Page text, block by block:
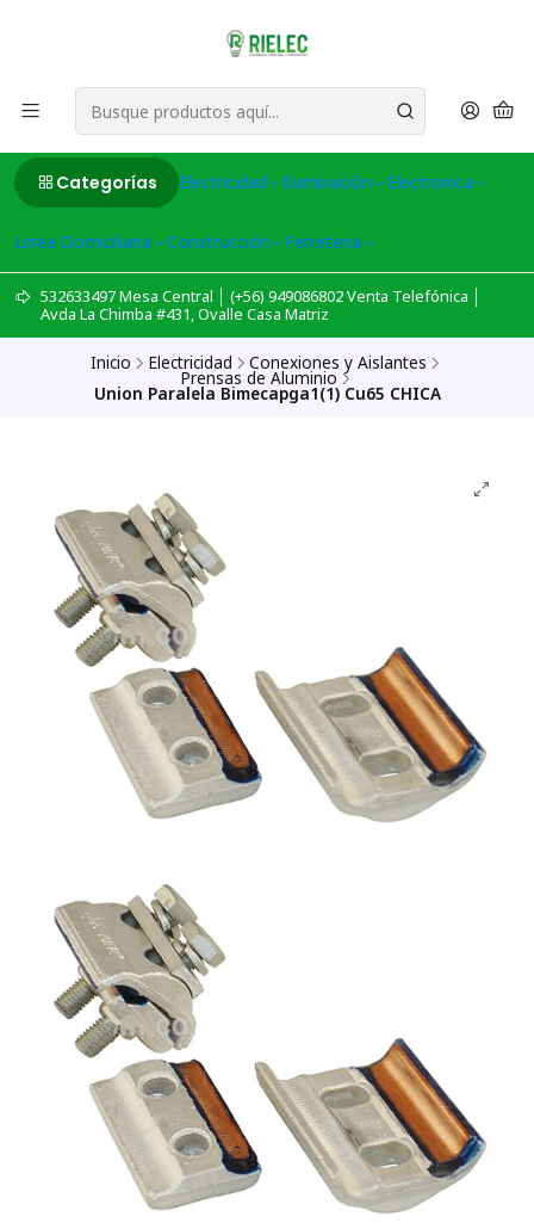
Categorías Electricidad Iluminación Electronica
Linea Domiciliaria Construcción Ferreteria
532633497 Mesa Central │ (+56) 949086802 Venta Telefónica │
Avda La Chimba #431, Ovalle Casa Matriz
Inicio Electricidad Conexiones y Aislantes
Prensas de Aluminio
Union Paralela Bimecapga1(1) Cu65 CHICA